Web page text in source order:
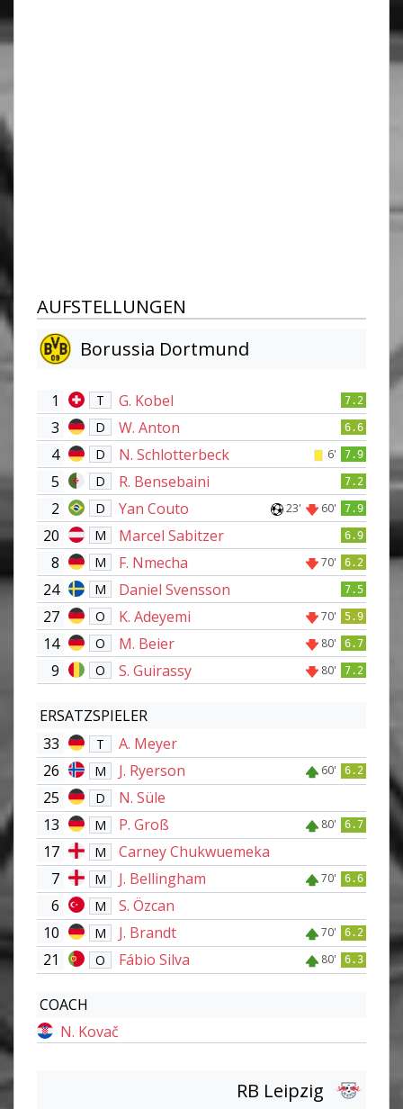
AUFSTELLUNGEN
Borussia Dortmund
1 T G. Kobel 7.2
3 D W. Anton 6.6
4 D N. Schlotterbeck 6' 7.9
5 D R. Bensebaini 7.2
2 D Yan Couto 23' 60' 7.9
20 M Marcel Sabitzer 6.9
8 M F. Nmecha 70' 6.2
24 M Daniel Svensson 7.5
27 O K. Adeyemi 70' 5.9
14 O M. Beier 80' 6.7
9 O S. Guirassy 80' 7.2
ERSATZSPIELER
33
T
A. Meyer
26
M J. Ryerson 60' 6.2
25 D
N. Süle
13
M P. Groß 80' 6.7
17 M
Carney Chukwuemeka
7
M J. Bellingham 70' 6.6
6 M
S. Özcan
10
M J. Brandt 70' 6.2
21 O Fábio Silva 80' 6.3
COACH
N. Kovač
RB Leipzig